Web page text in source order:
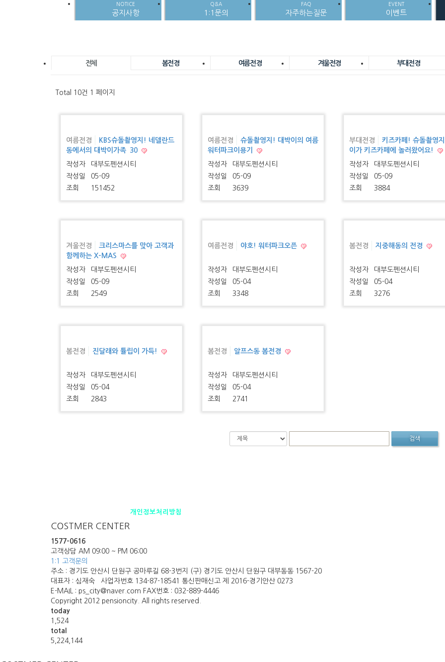
NOTICE
공지사항
Q&A
1:1문의
FAQ
자주하는질문
EVENT
이벤트
전체 봄전경 여름전경 겨울전경 부대전경
Total 10건 1 페이지
여름전경
KBS슈돌촬영지! 네델란드
동에서의 대박이가족 30
작성자
대부도펜션시티
작성일
05-09
조회
151452
여름전경
슈돌촬영지! 대박이의 여름
워터파크이용기
작성자
대부도펜션시티
작성일
05-09
조회
3639
부대전경
키즈카페! 슈돌촬영
이가 키즈카페에 놀러왔어요!
작성자
대부도펜션시티
작성일
05-09
조회
3884
겨울전경
크리스마스를 맞아 고객과
함께하는 X-MAS
작성자
대부도펜션시티
작성일
05-09
조회
2549
여름전경 야호! 워터파크오픈
작성자
대부도펜션시티
작성일
05-04
조회
3348
봄전경 지중해동의 전경
작성자
대부도펜션시티
작성일
05-04
조회
3276
봄전경 진달래와 튤립이 가득!
작성자
대부도펜션시티
작성일
05-04
조회
2843
봄전경 알프스동 봄전경
작성자
대부도펜션시티
작성일
05-04
조회
2741
개인정보처리방침
COSTMER CENTER
1577-0616
고객상담 AM 09:00 ~ PM 06:00
1:1 고객문의
주소 : 경기도 안산시 단원구 공마루길 68-3번지 (구) 경기도 안산시 단원구 대부동동 1567-20
대표자 : 심재숙 사업자번호 134-87-18541 통신판매신고 제 2016-경기안산 0273
E-MAIL : ps_city@naver.com FAX번호 : 032-889-4446
Copyright 2012 pensioncity. All rights reserved.
today
1,524
total
5,224,144